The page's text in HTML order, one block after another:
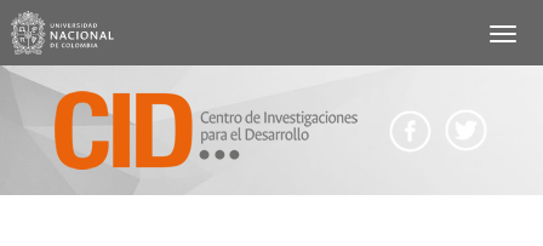
Pasar
al
contenido
principal
Body